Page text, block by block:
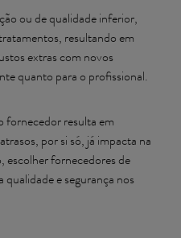
ou de qualidade inferior,
resultando em
extras com novos
quanto para o profissional.
fornecedor resulta em
por si só, já impacta na
escolher fornecedores de
qualidade e segurança nos